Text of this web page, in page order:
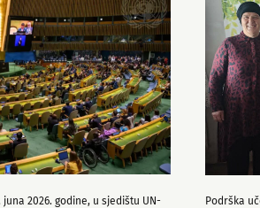
juna 2026. godine, u sjedištu UN-
Podrška